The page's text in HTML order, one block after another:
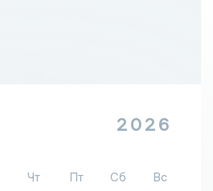
2026
Чт Пт Сб
Вс